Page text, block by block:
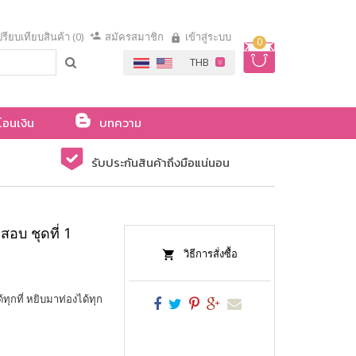
0
รียบเทียบสินค้า (0) สมัครสมาชิก เข้าสู่ระบบ
นเงิน
บทความ
รับประกันสินค้าถึงมือแน่นอน
อบ ชุดที่ 1
กที่ หยิบมาท่องได้ทุก
วิธีการสั่งซื้อ